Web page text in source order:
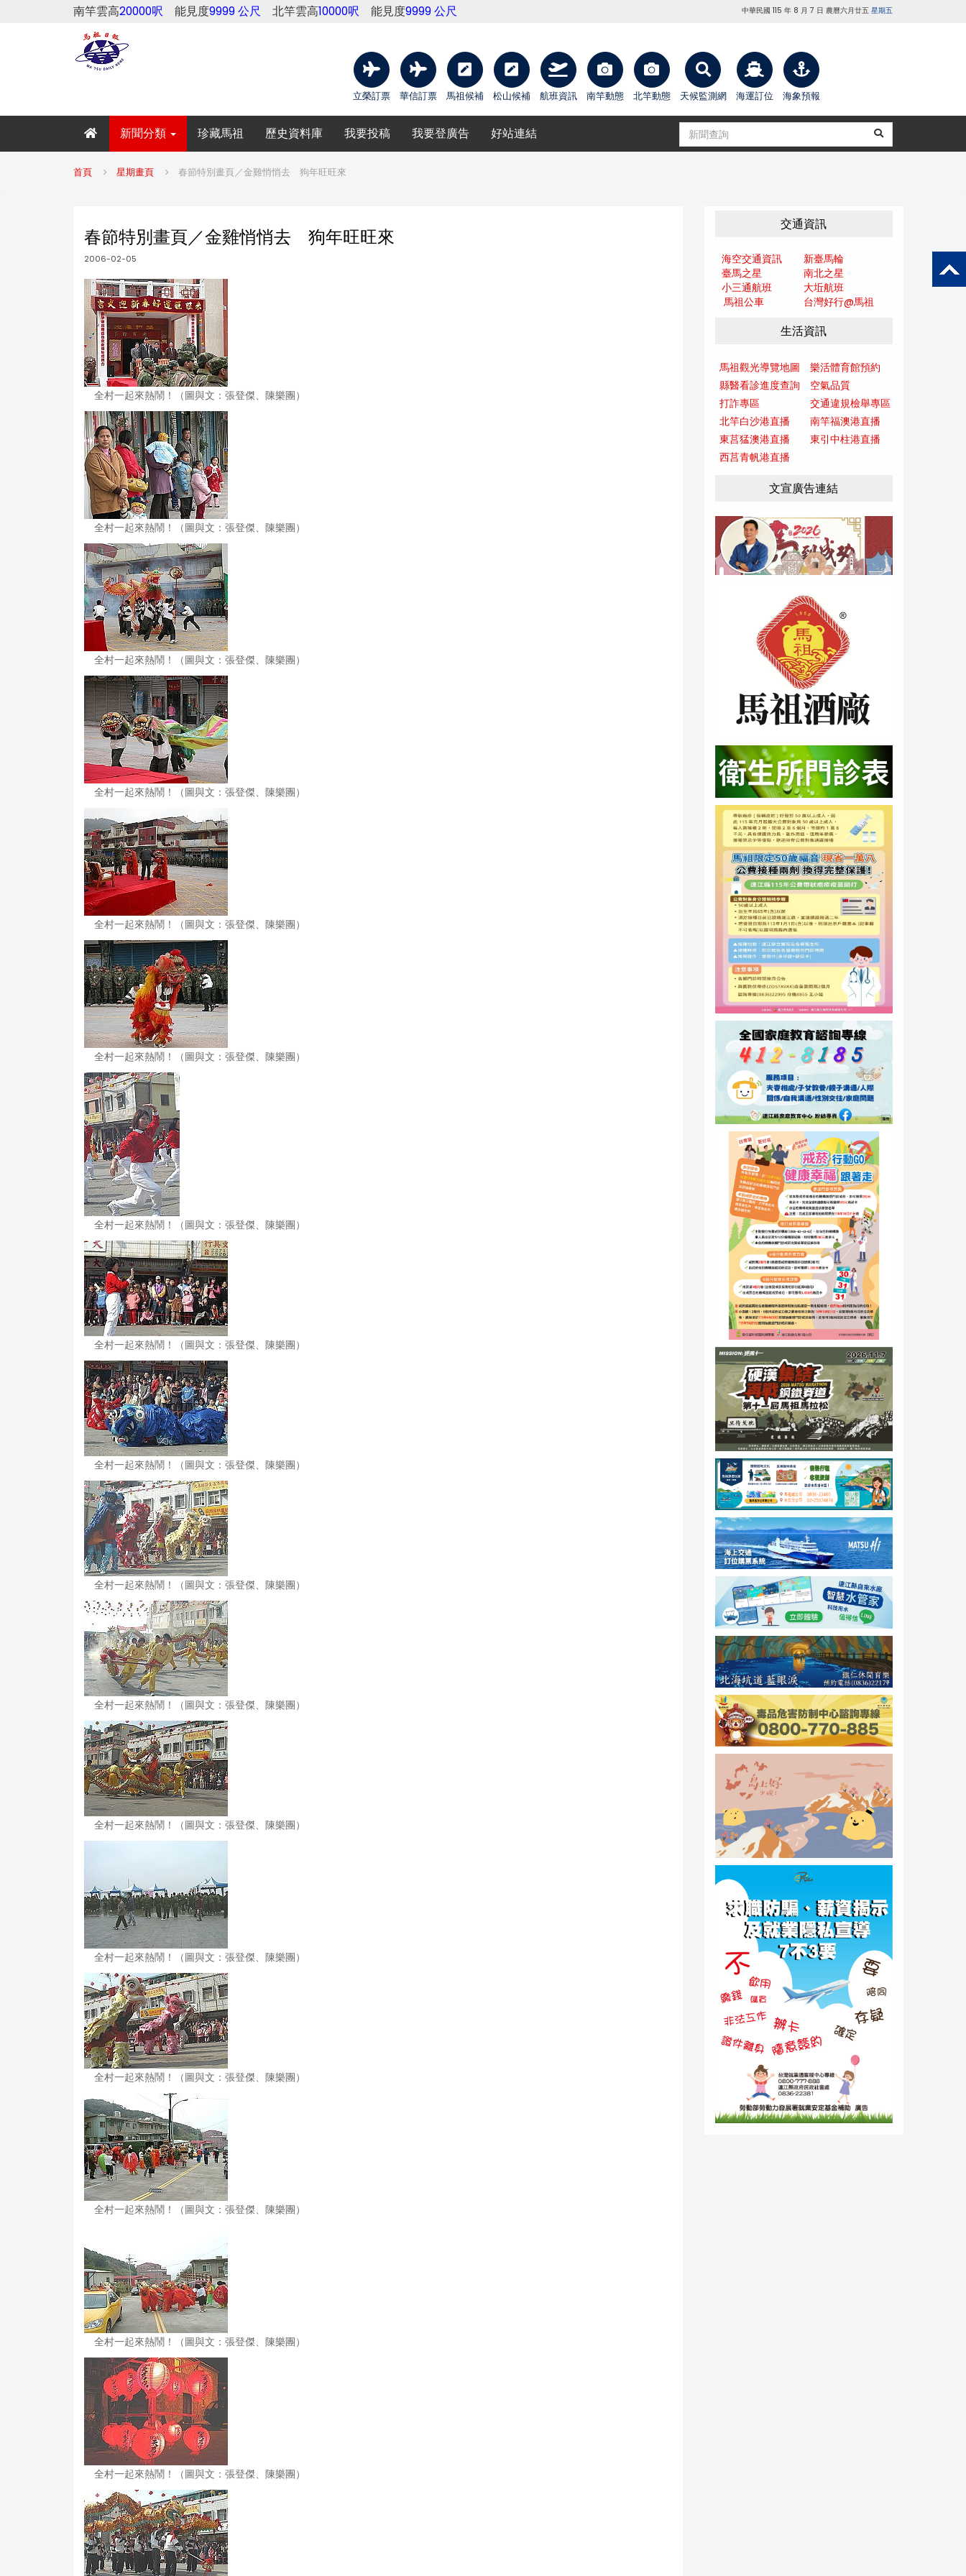
南竿雲高20000呎 能見度9999 公尺 北竿雲高10000呎 能見度9999 公尺 中華民國 115 年 8 月 7 日 農曆六月廿五 星期五
立榮訂票 華信訂票 馬祖候補 松山候補 航班資訊 南竿動態 北竿動態 天候監測網 海運訂位 海象預報
新聞分類 珍藏馬祖 歷史資料庫 我要投稿 我要登廣告 好站連結
首頁 星期畫頁 春節特別畫頁／金雞悄悄去 狗年旺旺來
春節特別畫頁／金雞悄悄去 狗年旺旺來
2006-02-05
全村一起來熱鬧！（圖與文：張登傑、陳樂團）
全村一起來熱鬧！（圖與文：張登傑、陳樂團）
全村一起來熱鬧！（圖與文：張登傑、陳樂團）
全村一起來熱鬧！（圖與文：張登傑、陳樂團）
全村一起來熱鬧！（圖與文：張登傑、陳樂團）
全村一起來熱鬧！（圖與文：張登傑、陳樂團）
全村一起來熱鬧！（圖與文：張登傑、陳樂團）
全村一起來熱鬧！（圖與文：張登傑、陳樂團）
全村一起來熱鬧！（圖與文：張登傑、陳樂團）
全村一起來熱鬧！（圖與文：張登傑、陳樂團）
全村一起來熱鬧！（圖與文：張登傑、陳樂團）
全村一起來熱鬧！（圖與文：張登傑、陳樂團）
全村一起來熱鬧！（圖與文：張登傑、陳樂團）
全村一起來熱鬧！（圖與文：張登傑、陳樂團）
全村一起來熱鬧！（圖與文：張登傑、陳樂團）
全村一起來熱鬧！（圖與文：張登傑、陳樂團）
全村一起來熱鬧！（圖與文：張登傑、陳樂團）
交通資訊
海空交通資訊
新臺馬輪
臺馬之星
南北之星
小三通航班
大坵航班
馬祖公車
台灣好行@馬祖
生活資訊
馬祖觀光導覽地圖
樂活體育館預約
縣醫看診進度查詢
空氣品質
打詐專區
交通違規檢舉專區
北竿白沙港直播
南竿福澳港直播
東莒猛澳港直播
東引中柱港直播
西莒青帆港直播
文宣廣告連結